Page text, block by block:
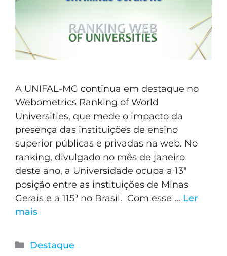
A UNIFAL-MG continua em destaque no
Webometrics Ranking of World
Universities, que mede o impacto da
presença das instituições de ensino
superior públicas e privadas na web. No
ranking, divulgado no mês de janeiro
deste ano, a Universidade ocupa a 13ª
posição entre as instituições de Minas
Gerais e a 115ª no Brasil. Com esse … Ler
mais
Destaque